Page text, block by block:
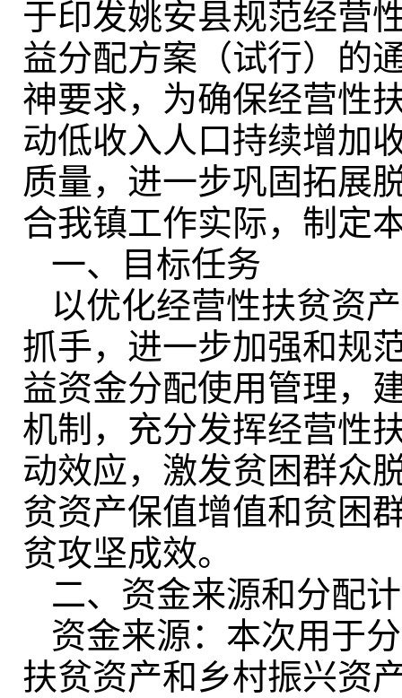
于印发姚安县规范经营
益分配方案（试行）的
神要求， 为确保经营性
动低收入人口持续增加
质量， 进一步巩固拓展
合我镇工作实际， 制定
一、目标任务
以优化经营性扶贫资
抓手， 进一步加强和规
益资金分配使用管理，
机制 ， 充分发挥经营性
动效应，激发贫困群众
贫资产保值增值和贫困
贫攻坚成效。
二、资金来源和分配
资金来源：本次用于
扶贫资产和乡村振兴资